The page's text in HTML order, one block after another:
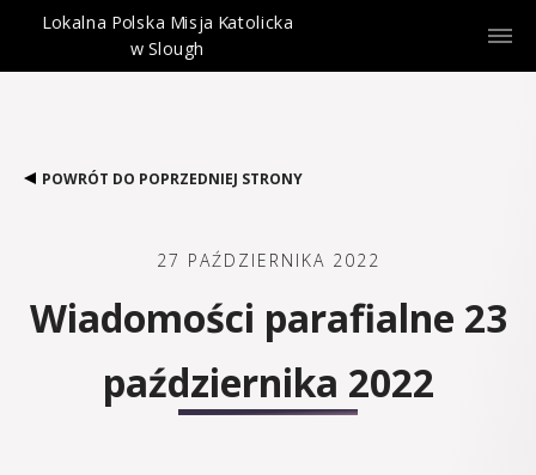
Lokalna Polska Misja Katolicka
w Slough
POWRÓT DO POPRZEDNIEJ STRONY
27 PAŹDZIERNIKA 2022
Wiadomości parafialne 23
października 2022